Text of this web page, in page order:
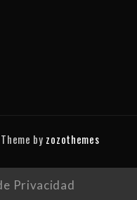
by zozothemes
Privacidad